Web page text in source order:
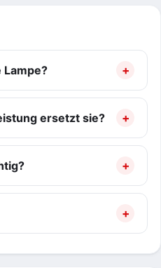
Lampe?
ersetzt sie?